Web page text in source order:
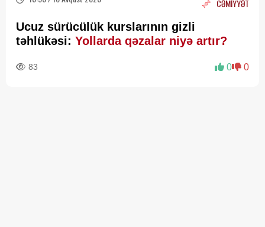
CƏMİYYƏT
Ucuz sürücülük kurslarının gizli
təhlükəsi: Yollarda qəzalar niyə artır?
83 0 0